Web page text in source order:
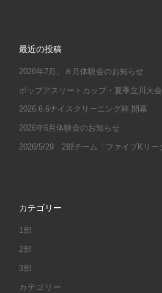
最近の投稿
2026年7月、８月体験会のお知らせ
ポップアスリートカップ・夏季立川大
2026.6.6ナイスクリーニング杯 開幕
2026年6月体験会のお知らせ
2026/5/29 2部チーム「ファイブKリー
カテゴリー
1部
2部
3部
カテゴリー